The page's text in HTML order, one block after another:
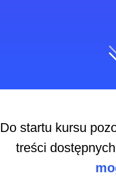
Do startu kursu
treści